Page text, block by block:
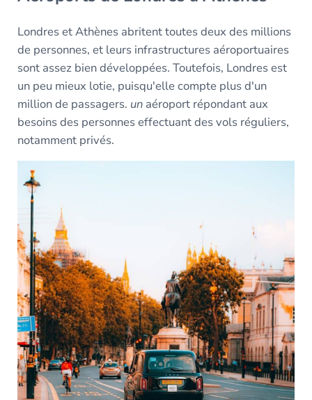
Londres et Athènes abritent toutes deux des millions
de personnes, et leurs infrastructures aéroportuaires
sont assez bien développées. Toutefois, Londres est
un peu mieux lotie, puisqu'elle compte plus d'un
million de passagers. unaéroport répondant aux
besoins des personnes effectuant des vols réguliers,
notamment privés.